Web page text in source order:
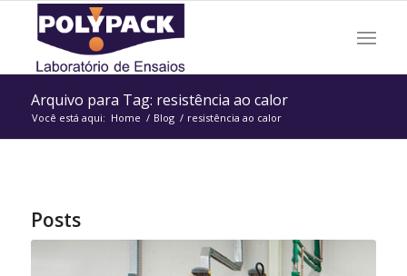
Arquivo para Tag: resistência ao calor
Você está aqui: Home / Blog / resistência ao calor
Posts